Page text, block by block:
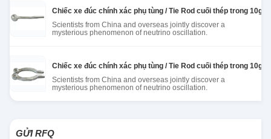
Chiếc xe đúc chính xác phụ tùng / Tie Rod cuối thép trong 10g
Scientists from China and overseas jointly discover a
mysterious phenomenon of neutrino oscillation.
Chiếc xe đúc chính xác phụ tùng / Tie Rod cuối thép trong 10g
Scientists from China and overseas jointly discover a
mysterious phenomenon of neutrino oscillation.
GỬI RFQ